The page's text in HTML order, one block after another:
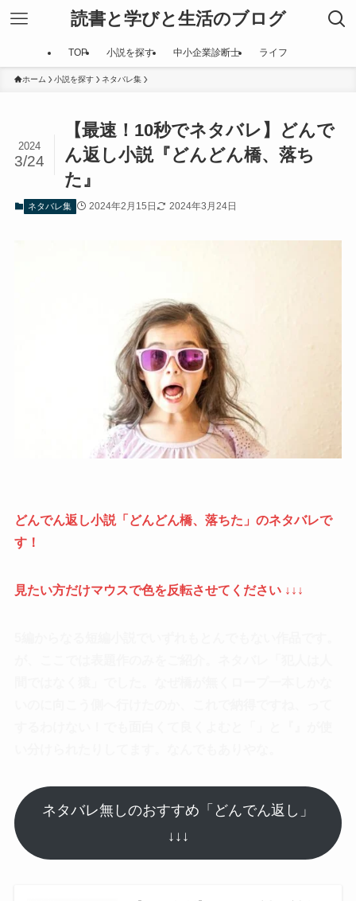
読書と学びと生活のブログ
TOP 小説を探す 中小企業診断士 ライフ
ホーム 小説を探す ネタバレ集
【最速！10秒でネタバレ】どんで
ん返し小説『どんどん橋、落ち
た』
2024
3/24
ネタバレ集 2024年2月15日 2024年3月24日
どんでん返し小説「どんどん橋、落ちた」のネタバレで
す！
見たい方だけマウスで色を反転させてください ↓↓↓
ネタバレ無しのおすすめ「どんでん返し」
↓↓↓